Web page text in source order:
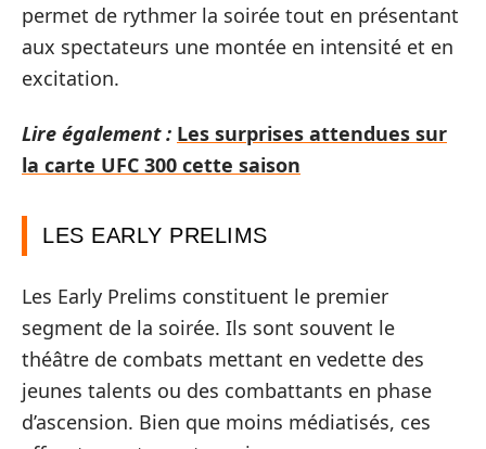
permet de rythmer la soirée tout en présentant
aux spectateurs une montée en intensité et en
excitation.
Lire également : Les surprises attendues sur
la carte UFC 300 cette saison
LES EARLY PRELIMS
Les Early Prelims constituent le premier
segment de la soirée. Ils sont souvent le
théâtre de combats mettant en vedette des
jeunes talents ou des combattants en phase
d’ascension. Bien que moins médiatisés, ces